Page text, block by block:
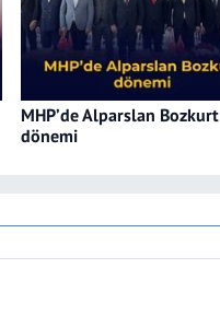
MHP’de Alparslan Bozkurt
dönemi